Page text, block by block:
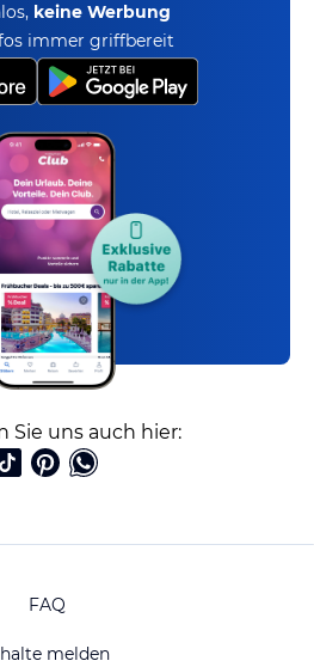
keine Werbung
immer griffbereit
Sie uns auch hier:
FAQ
melden